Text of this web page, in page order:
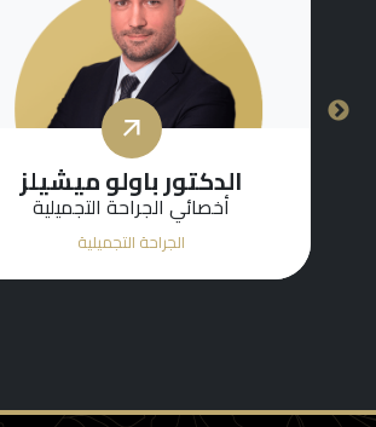
الدكتور باولو ميشيلز
أخصائي الجراحة التجميلية
الجراحة التجميلية